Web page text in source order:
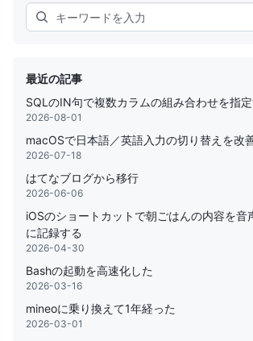
Search
最近の記事
SQLのIN句で複数カラムの組み合わせを指
2026-08-01
macOSで日本語／英語入力の切り替えを改
2026-07-18
はてなブログから移行
2026-06-06
iOSのショートカットで朝ごはんの内容を音
に記録する
2026-04-30
Bashの起動を高速化した
2026-03-16
mineoに乗り換えて1年経った
2026-03-01